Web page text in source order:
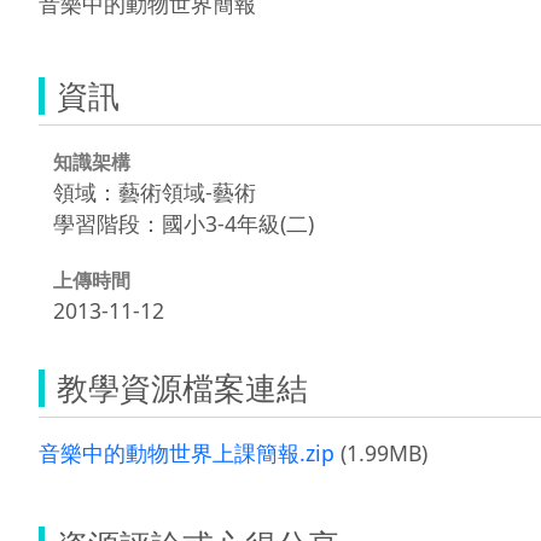
資訊
知識架構
領域：藝術領域-藝術
學習階段：國小3-4年級(二)
上傳時間
2013-11-12
教學資源檔案連結
音樂中的動物世界上課簡報.zip (1.99MB)